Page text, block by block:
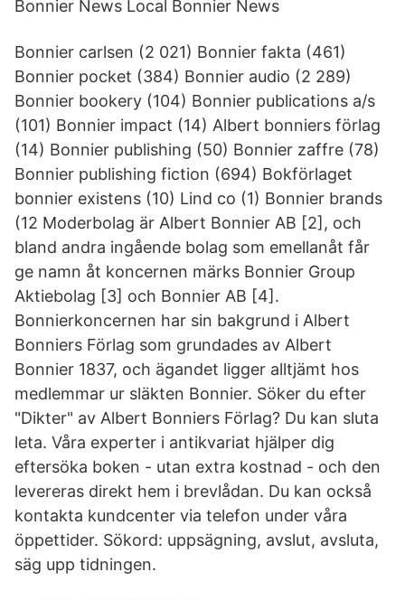
Bonnier News Local Bonnier News
Bonnier carlsen (2 021) Bonnier fakta (461)
Bonnier pocket (384) Bonnier audio (2 289)
Bonnier bookery (104) Bonnier publications a/s
(101) Bonnier impact (14) Albert bonniers förlag
(14) Bonnier publishing (50) Bonnier zaffre (78)
Bonnier publishing fiction (694) Bokförlaget
bonnier existens (10) Lind co (1) Bonnier brands
(12 Moderbolag är Albert Bonnier AB [2], och
bland andra ingående bolag som emellanåt får
ge namn åt koncernen märks Bonnier Group
Aktiebolag [3] och Bonnier AB [4].
Bonnierkoncernen har sin bakgrund i Albert
Bonniers Förlag som grundades av Albert
Bonnier 1837, och ägandet ligger alltjämt hos
medlemmar ur släkten Bonnier. Söker du efter
"Dikter" av Albert Bonniers Förlag? Du kan sluta
leta. Våra experter i antikvariat hjälper dig
eftersöka boken - utan extra kostnad - och den
levereras direkt hem i brevlådan. Du kan också
kontakta kundcenter via telefon under våra
öppettider. Sökord: uppsägning, avslut, avsluta,
säg upp tidningen.